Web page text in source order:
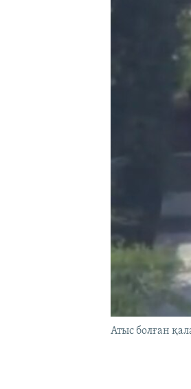
Атыс болған